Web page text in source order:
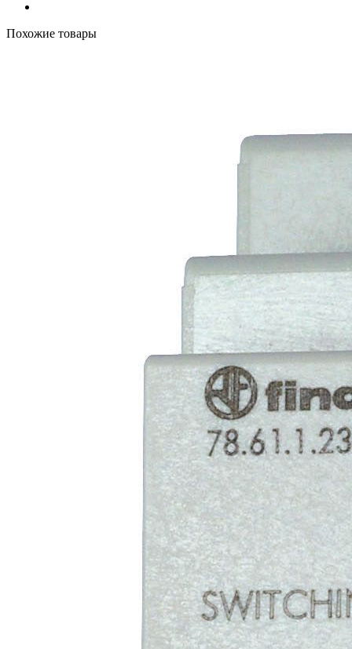
Похожие товары